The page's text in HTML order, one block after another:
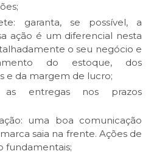
garanta, se possível, a
ação é um diferencial nesta
o seu negócio e
do estoque, dos
e da margem de lucro;
as entregas nos prazos
uma boa comunicação
saia na frente. Ações de
fundamentais;